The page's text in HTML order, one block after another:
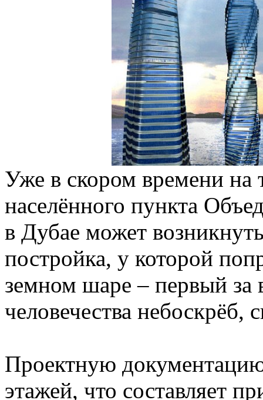
Уже в скором времени на
населённого пункта
в Дубае может
постройка, у которой
земном шаре – первый за
человечества небоскрёб,
Проектную
этажей, что составляет